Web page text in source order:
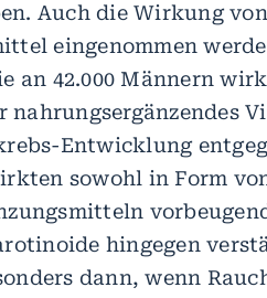
Auch die Wirkung
eingenommen
an 42.000 Männern
Entwicklung
sowohl in Form
hingegen
dann, wenn